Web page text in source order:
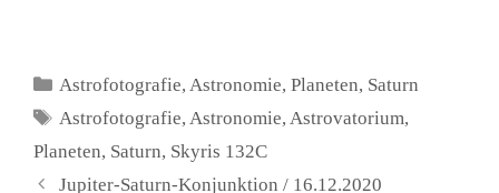
Kategorien
Astrofotografie,Astronomie,Planeten, Saturn
Schlagwörter
Astrofotografie,Astronomie,Astrovatorium,
Planeten, Saturn, Skyris 132C
Jupiter-Saturn-Konjunktion / 16.12.2020